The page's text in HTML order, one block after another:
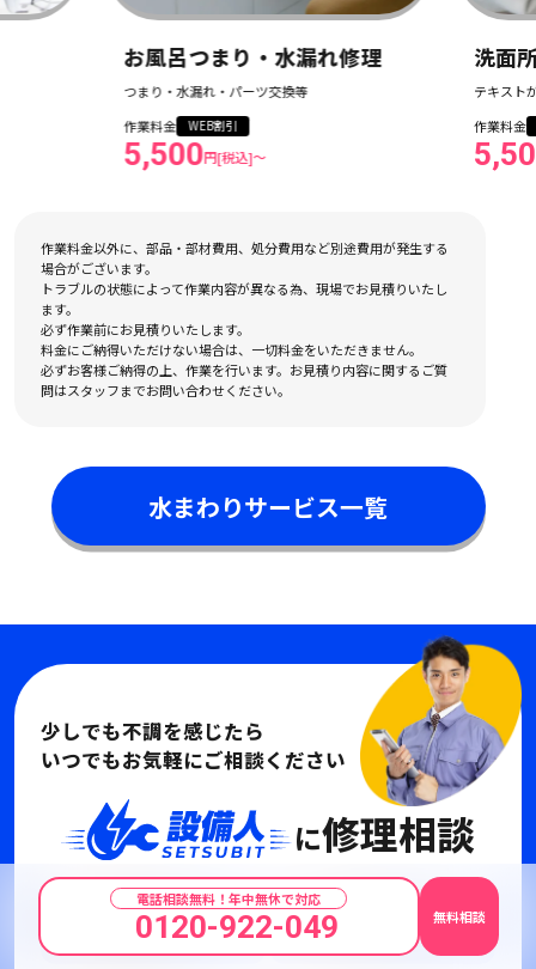
呂つまり・水漏れ修理
り・水漏れ・パーツ交換等
洗面所つまり・水漏
作業料金以外に、部品・部材費用、処分費用など別途費用が発生する
場合がございます。
トラブルの状態によって作業内容が異なる為、現場でお見積りいたし
ます。
必ず作業前にお見積りいたします。
料金にご納得いただけない場合は、一切料金をいただきません。
必ずお客様ご納得の上、作業を行います。お見積り内容に関するご質
問はスタッフまでお問い合わせください。
水まわりサービス一覧
少しでも不調を感じたら
いつでもお気軽にご相談ください
に修理相談
電話相談無料！年中無休で対応
0120-922-049 無料相談